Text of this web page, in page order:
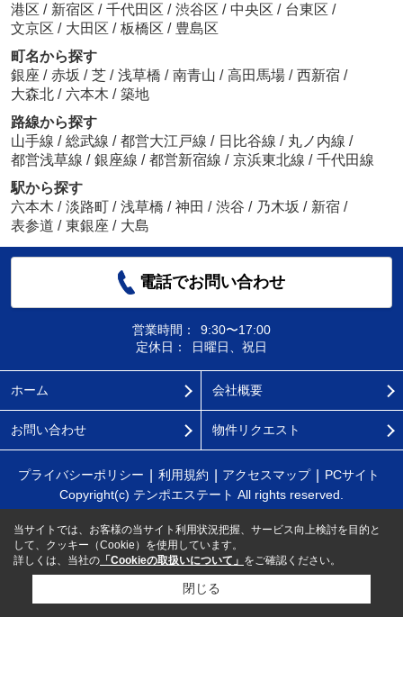
港区 / 新宿区 / 千代田区 / 渋谷区 / 中央区 / 台東区 /
文京区 / 大田区 / 板橋区 / 豊島区
町名から探す
銀座 / 赤坂 / 芝 / 浅草橋 / 南青山 / 高田馬場 / 西新宿 /
大森北 / 六本木 / 築地
路線から探す
山手線 / 総武線 / 都営大江戸線 / 日比谷線 / 丸ノ内線 /
都営浅草線 / 銀座線 / 都営新宿線 / 京浜東北線 / 千代田線
駅から探す
六本木 / 淡路町 / 浅草橋 / 神田 / 渋谷 / 乃木坂 / 新宿 /
表参道 / 東銀座 / 大島
電話でお問い合わせ
営業時間：
9:30〜17:00
定休日：
日曜日、祝日
ホーム 会社概要
お問い合わせ 物件リクエスト
プライバシーポリシー 利用規約 アクセスマップ
PCサイト
Copyright(c) テンポエステート All rights reserved.
当サイトでは、お客様の当サイト利用状況把握、サービス向上検討を目的と
して、クッキー（Cookie）を使用しています。
詳しくは、当社の 「Cookieの取扱いについて」 をご確認ください。
閉じる